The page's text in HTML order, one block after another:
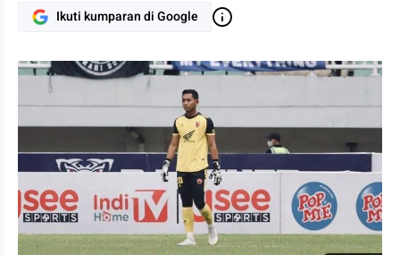
Ikuti kumparan di Google